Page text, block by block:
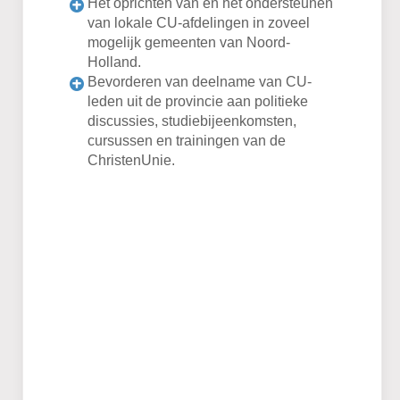
Het oprichten van en het ondersteunen
van lokale CU-afdelingen in zoveel
mogelijk gemeenten van Noord-
Holland.
Bevorderen van deelname van CU-
leden uit de provincie aan politieke
discussies, studiebijeenkomsten,
cursussen en trainingen van de
ChristenUnie.